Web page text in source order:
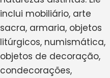
inclui mobiliário, arte
sacra, armaria, objetos
litúrgicos, numismática,
objetos de decoração,
condecorações,